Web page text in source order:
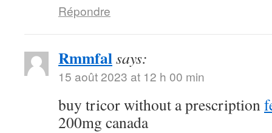
Répondre
Rmmfalsays:
15 août 2023 at 12 h 00 min
buy tricor without a prescription
200mg canada